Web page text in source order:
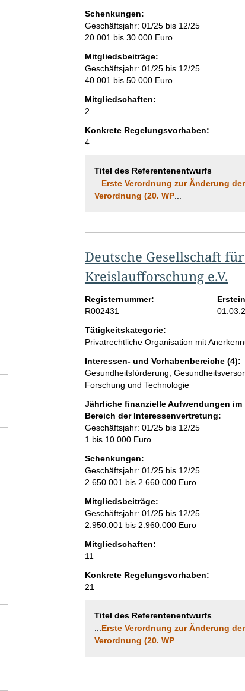
Schenkungen:
Geschäftsjahr: 01/25 bis 12/25
20.001 bis 30.000 Euro
Mitgliedsbeiträge:
Geschäftsjahr: 01/25 bis 12/25
40.001 bis 50.000 Euro
Mitgliedschaften:
2
Konkrete Regelungsvorhaben:
4
Titel des Referentenentwurfs
Erste Verordnung zur Änderung
Verordnung (20. WP...
Deutsche Gesellschaft
Kreislaufforschung e.V.
Registernummer:
R002431
Tätigkeitskategorie:
Privatrechtliche Organisation mit
Interessen- und Vorhabenbereiche (4):
Gesundheitsförderung;
Forschung und Technologie
Jährliche finanzielle Aufwendungen im
Bereich der Interessenvertretung:
Geschäftsjahr: 01/25 bis 12/25
1 bis 10.000 Euro
Schenkungen:
Geschäftsjahr: 01/25 bis 12/25
2.650.001 bis 2.660.000 Euro
Mitgliedsbeiträge:
Geschäftsjahr: 01/25 bis 12/25
2.950.001 bis 2.960.000 Euro
Mitgliedschaften:
11
Konkrete Regelungsvorhaben:
21
Titel des Referentenentwurfs
Erste Verordnung zur Änderung
Verordnung (20. WP...